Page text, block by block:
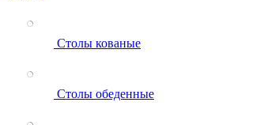
Столы кованые
Столы обеденные